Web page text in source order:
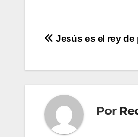
Navegación
Jesús es el rey de
Por